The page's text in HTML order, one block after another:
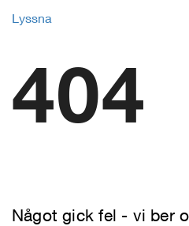
Lyssna
404
Något gick fel - vi ber